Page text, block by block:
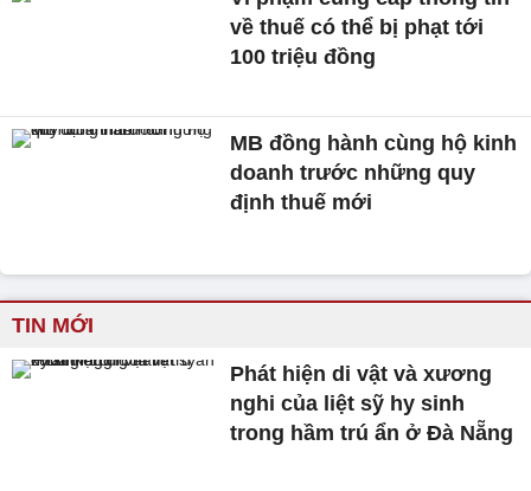
về thuế có thể bị phạt tới
100 triệu đồng
MB đồng hành cùng hộ kinh
doanh trước những quy
định thuế mới
TIN MỚI
Phát hiện di vật và xương
nghi của liệt sỹ hy sinh
trong hầm trú ẩn ở Đà Nẵng